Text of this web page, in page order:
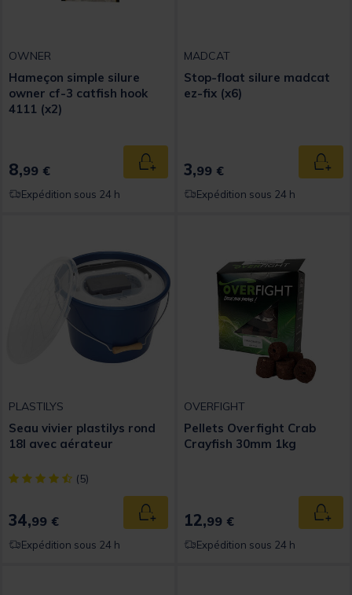
OWNER
Hameçon simple silure
owner cf-3 catfish hook
4111 (x2)
8,99 € Ajouter au panier
Expédition sous 24 h
MADCAT
Stop-float silure madcat
ez-fix (x6)
3,99 €
Expédition sous 24 h
PLASTILYS
Seau vivier plastilys rond
18l avec aérateur
[object Object] out of 5 Customer Rating
(5)
34,99 € Ajouter au panier
Expédition sous 24 h
OVERFIGHT
Pellets Overfight Crab
Crayfish 30mm 1kg
12,99 €
Expédition sous 24 h